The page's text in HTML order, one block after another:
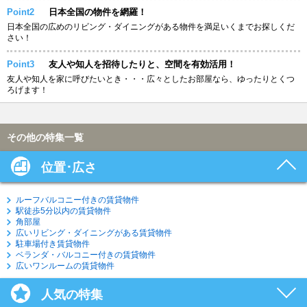
Point2 日本全国の物件を網羅！
日本全国の広めのリビング・ダイニングがある物件を満足いくまでお探しくだ
さい！
Point3 友人や知人を招待したりと、空間を有効活用！
友人や知人を家に呼びたいとき・・・広々としたお部屋なら、ゆったりとくつ
ろげます！
その他の特集一覧
位置･広さ
ルーフバルコニー付きの賃貸物件
駅徒歩5分以内の賃貸物件
角部屋
広いリビング・ダイニングがある賃貸物件
駐車場付き賃貸物件
ベランダ・バルコニー付きの賃貸物件
広いワンルームの賃貸物件
人気の特集